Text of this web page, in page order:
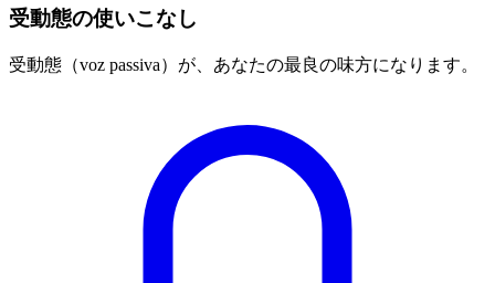
受動態の使いこなし
受動態（voz passiva）が、あなたの最良の味方になります。